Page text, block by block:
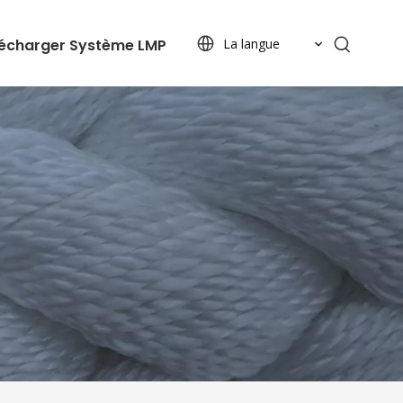
Système LMP La langue